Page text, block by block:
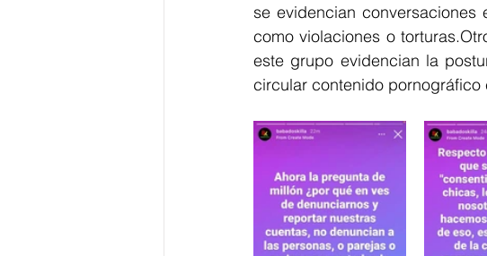
se evidencian
como violaciones o
este grupo evidencian la
circular contenido pornográfico